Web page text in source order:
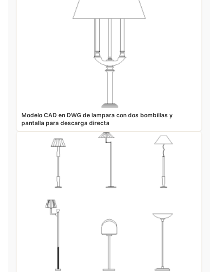
Modelo CAD en DWG de lampara con dos bombillas y
pantalla para descarga directa